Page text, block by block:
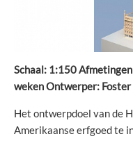
Schaal: 1:150
weken Ontwerper:
Het ontwerpdoel van de
Amerikaanse erfgoed te